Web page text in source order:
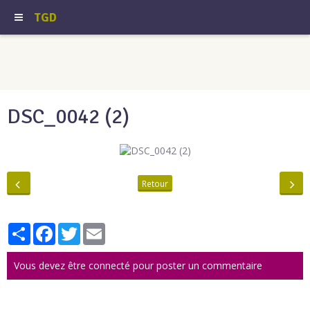
TGD
DSC_0042 (2)
Retour
PartagerFacebook
Twitter
Vous devez être connecté pour poster un commentaire